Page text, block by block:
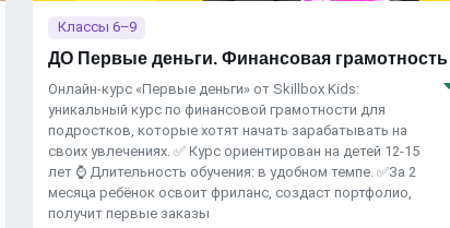
Классы 6–9
ДО Первые деньги. Финансовая грамотность
Онлайн-курс «Первые деньги» от Skillbox Kids:
уникальный курс по финансовой грамотности для
подростков, которые хотят начать зарабатывать на
своих увлечениях. ✅ Курс ориентирован на детей 12-15
лет ⌚ Длительность обучения: в удобном темпе. ✅За 2
месяца ребёнок освоит фриланс, создаст портфолио,
получит первые заказы